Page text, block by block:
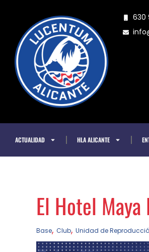
contenido
630
ACTUALIDAD HLA ALICANTE
El Hotel
Base, Club, Unidad de